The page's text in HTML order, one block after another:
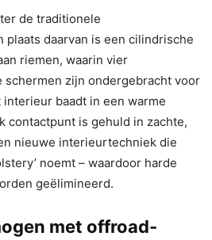
de traditionele
plaats daarvan is een cilindrische
riemen, waarin vier
zijn ondergebracht voor
baadt in een warme
contactpunt is gehuld in zachte,
nieuwe interieurtechniek die
noemt – waardoor harde
geëlimineerd.
met offroad-